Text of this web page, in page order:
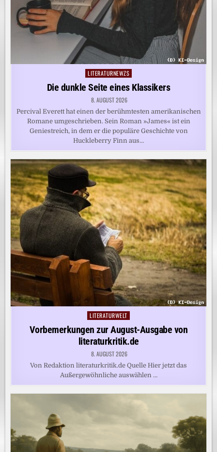
Posted
in
LITERATURNEWZS
Die dunkle Seite eines Klassikers
8. AUGUST 2026
Percival Everett hat einen der berühmtesten amerikanischen
Romane umgeschrieben. Sein Roman »James« ist ein
Geniestreich, in dem er die populäre Geschichte von
Huckleberry Finn aus…
Posted
LITERATURWELT
Vorbemerkungen zur August-Ausgabe von
literaturkritik.de
8. AUGUST 2026
Von Redaktion literaturkritik.de Quelle Hier jetzt das
Außergewöhnliche auswählen …